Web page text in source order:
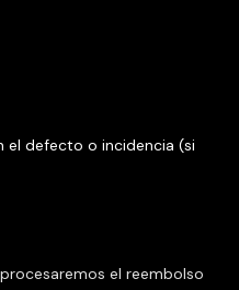
el defecto o incidencia (si
el reembolso